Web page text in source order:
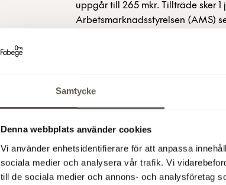
Samtycke
Denna webbplats använder cookies
Vi använder enhetsidentifierare för att anpassa
sociala medier och analysera vår trafik. Vi
till de sociala medier och annons- och analysföretag
uppgår till 265 mkr. Tillträde sker
Arbetsmarknadsstyrelsen (AMS)
För ytterligare